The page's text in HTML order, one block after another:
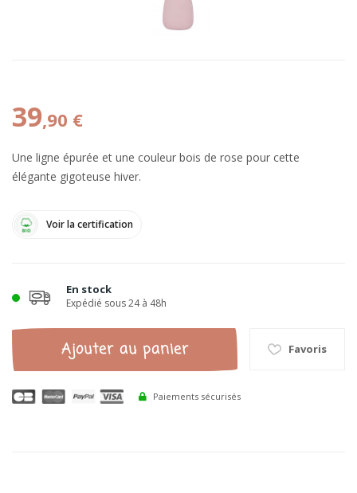
39,90 €
Une ligne épurée et une couleur bois de rose pour cette
élégante gigoteuse hiver.
Voir la certification
En stock
Expédié sous 24 à 48h
Ajouter au panier Favoris
Paiements sécurisés